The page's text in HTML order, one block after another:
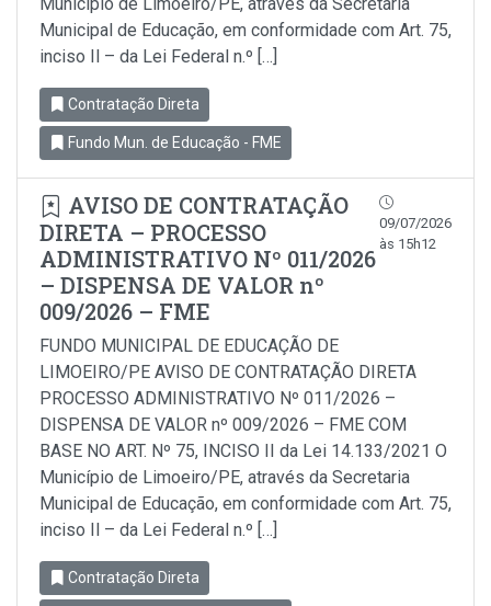
Município de Limoeiro/PE, através da Secretaria
Municipal de Educação, em conformidade com Art. 75,
inciso Il – da Lei Federal n.º […]
Contratação Direta
Fundo Mun. de Educação - FME
AVISO DE CONTRATAÇÃO
DIRETA – PROCESSO
ADMINISTRATIVO Nº 011/2026
– DISPENSA DE VALOR nº
009/2026 – FME
09/07/2026
às 15h12
FUNDO MUNICIPAL DE EDUCAÇÃO DE
LIMOEIRO/PE AVISO DE CONTRATAÇÃO DIRETA
PROCESSO ADMINISTRATIVO Nº 011/2026 –
DISPENSA DE VALOR nº 009/2026 – FME COM
BASE NO ART. Nº 75, INCISO II da Lei 14.133/2021 O
Município de Limoeiro/PE, através da Secretaria
Municipal de Educação, em conformidade com Art. 75,
inciso Il – da Lei Federal n.º […]
Contratação Direta